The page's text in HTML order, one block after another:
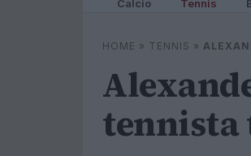
Calcio Tennis
HOME » TENNIS »
tennista